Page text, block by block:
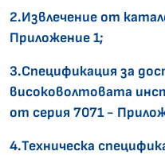
2.Извлечение от
Приложение 1;
3.Спецификация за
високоволтовата
от серия 7071 -
4.Техническа